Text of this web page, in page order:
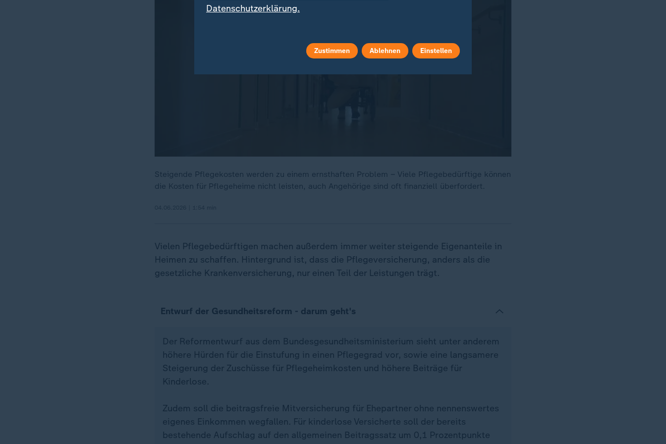
Steigende Pflegekosten werden zu einem ernsthaften Problem – Viele Pflegebedürftige können
die Kosten für Pflegeheime nicht leisten, auch Angehörige sind oft finanziell überfordert.
Vielen Pflegebedürftigen machen außerdem immer weiter steigende Eigenanteile in
Heimen zu schaffen. Hintergrund ist, dass die Pflegeversicherung, anders als die
gesetzliche Krankenversicherung, nur einen Teil der Leistungen trägt.
Entwurf der Gesundheitsreform - darum geht's
Der Reformentwurf aus dem Bundesgesundheitsministerium sieht unter anderem
höhere Hürden für die Einstufung in einen Pflegegrad vor, sowie eine langsamere
Steigerung der Zuschüsse für Pflegeheimkosten und höhere Beiträge für
Kinderlose.
Zudem soll die beitragsfreie Mitversicherung für Ehepartner ohne nennenswertes
eigenes Einkommen wegfallen. Für kinderlose Versicherte soll der bereits
bestehende Aufschlag auf den allgemeinen Beitragssatz um 0,1 Prozentpunkte
Datenschutzerklärung.
Zustimmen Ablehnen Einstellen